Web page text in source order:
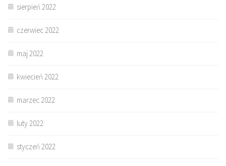
sierpień 2022
czerwiec 2022
maj 2022
kwiecień 2022
marzec 2022
luty 2022
styczeń 2022